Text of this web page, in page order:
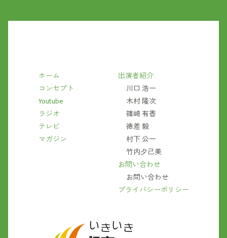
ホーム
コンセプト
Youtube
ラジオ
テレビ
マガジン
出演者紹介
川口 浩一
木村 隆次
篠崎 有香
徳差 毅
村下 公一
竹内夕己美
お問い合わせ
お問い合わせ
プライバシーポリシー